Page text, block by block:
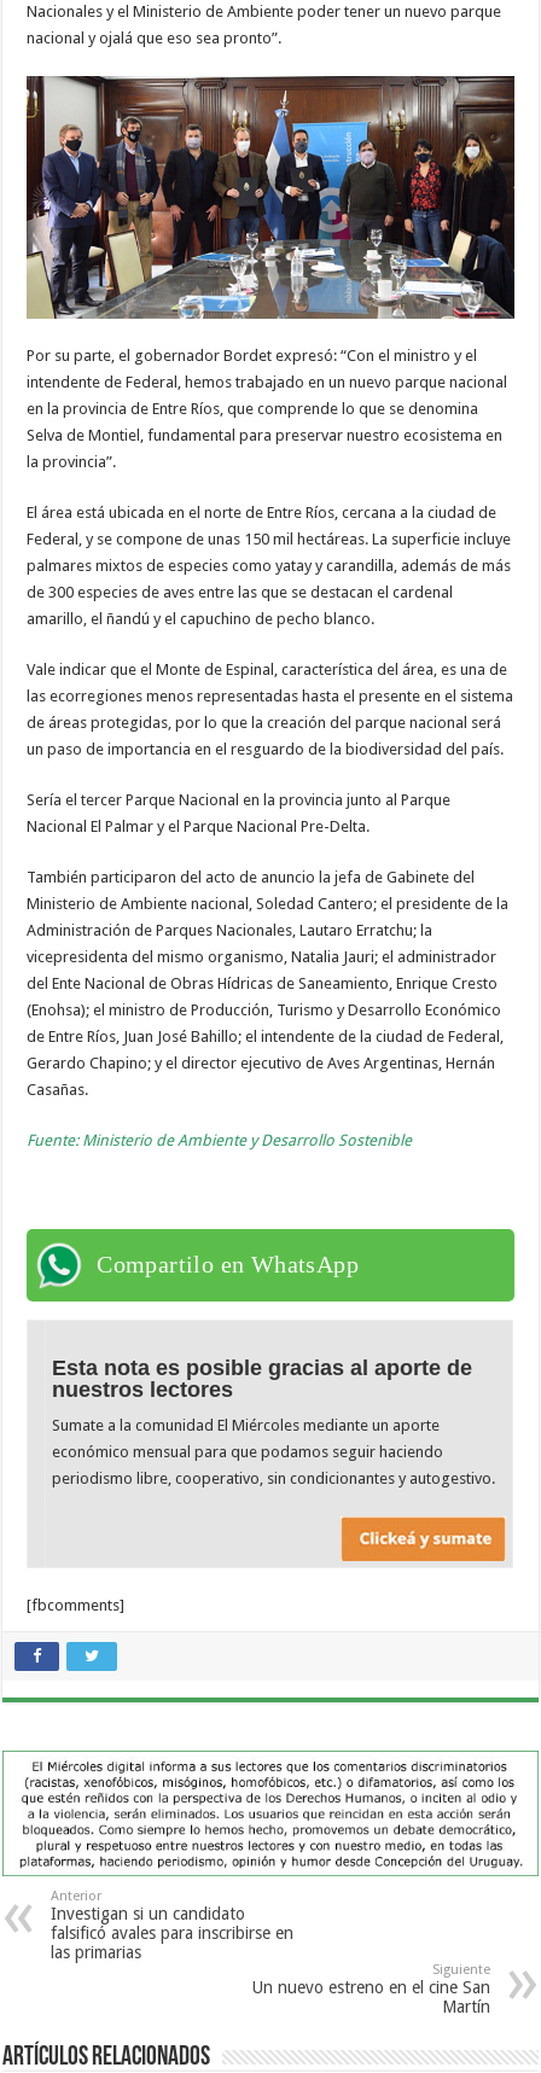
Nacionales y el Ministerio de Ambiente poder tener un nuevo parque
nacional y ojalá que eso sea pronto”.
Por su parte, el gobernador Bordet expresó: “Con el ministro y el
intendente de Federal, hemos trabajado en un nuevo parque nacional
en la provincia de Entre Ríos, que comprende lo que se denomina
Selva de Montiel, fundamental para preservar nuestro ecosistema en
la provincia”.
El área está ubicada en el norte de Entre Ríos, cercana a la ciudad de
Federal, y se compone de unas 150 mil hectáreas. La superficie incluye
palmares mixtos de especies como yatay y carandilla, además de más
de 300 especies de aves entre las que se destacan el cardenal
amarillo, el ñandú y el capuchino de pecho blanco.
Vale indicar que el Monte de Espinal, característica del área, es una de
las ecorregiones menos representadas hasta el presente en el sistema
de áreas protegidas, por lo que la creación del parque nacional será
un paso de importancia en el resguardo de la biodiversidad del país.
Sería el tercer Parque Nacional en la provincia junto al Parque
Nacional El Palmar y el Parque Nacional Pre-Delta.
También participaron del acto de anuncio la jefa de Gabinete del
Ministerio de Ambiente nacional, Soledad Cantero; el presidente de la
Administración de Parques Nacionales, Lautaro Erratchu; la
vicepresidenta del mismo organismo, Natalia Jauri; el administrador
del Ente Nacional de Obras Hídricas de Saneamiento, Enrique Cresto
(Enohsa); el ministro de Producción, Turismo y Desarrollo Económico
de Entre Ríos, Juan José Bahillo; el intendente de la ciudad de Federal,
Gerardo Chapino; y el director ejecutivo de Aves Argentinas, Hernán
Casañas.
Fuente: Ministerio de Ambiente y Desarrollo Sostenible
Compartilo en WhatsApp
Esta nota es posible gracias al aporte de
nuestros lectores
Sumate a la comunidad El Miércoles mediante un aporte
económico mensual para que podamos seguir haciendo
periodismo libre, cooperativo, sin condicionantes y autogestivo.
[fbcomments]
Anterior
Investigan si un candidato
falsificó avales para inscribirse en
las primarias
Siguiente
Un nuevo estreno en el cine San
Martín
Artículos Relacionados